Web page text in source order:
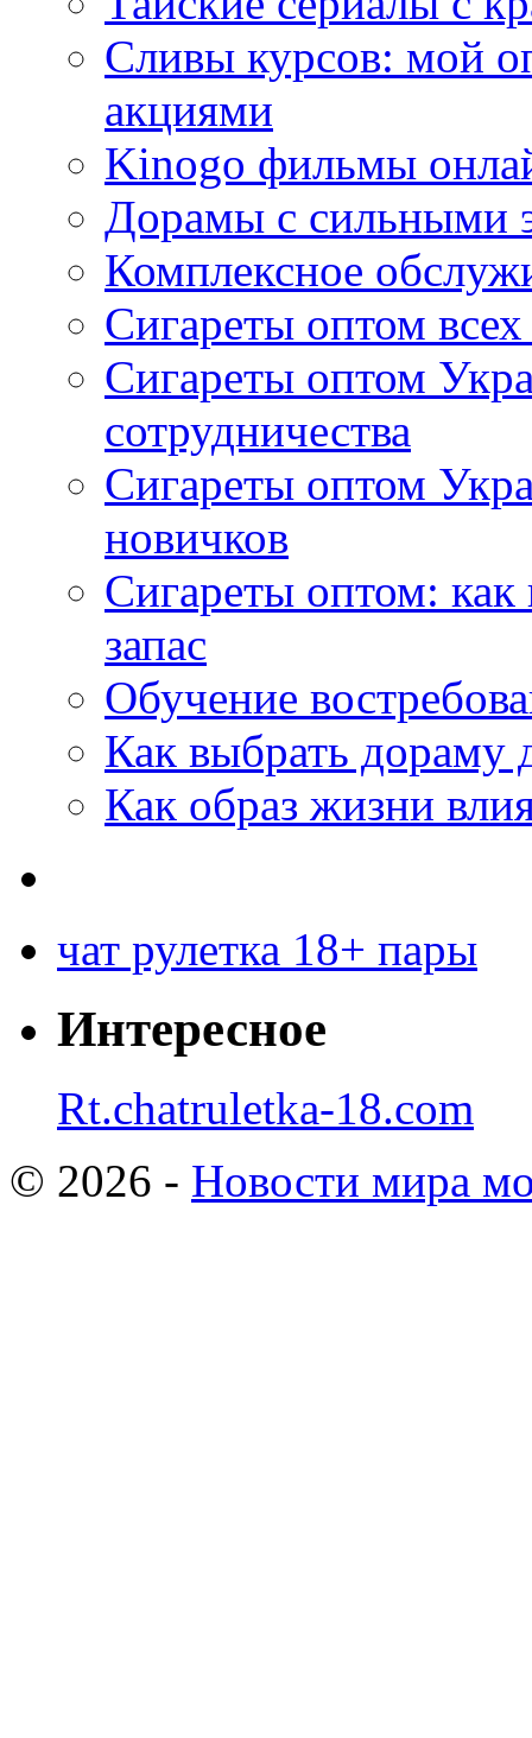
Сливы курсов: мой
акциями
Kinogo фильмы
Дорамы с сильными
Комплексное
Сигареты оптом
Сигареты оптом
сотрудничества
Сигареты оптом
новичков
Сигареты оптом:
запас
Обучение
Как выбрать дораму
Как образ жизни
чат рулетка 18+ пары
Интересное
Rt.chatruletka-18.com
© 2026 - Новости мира